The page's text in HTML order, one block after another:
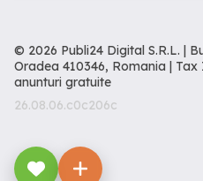
© 2026 Publi24 Digital S.R.L. |
Oradea 410346, Romania | Tax
anunturi gratuite
26.08.06.c0c206c